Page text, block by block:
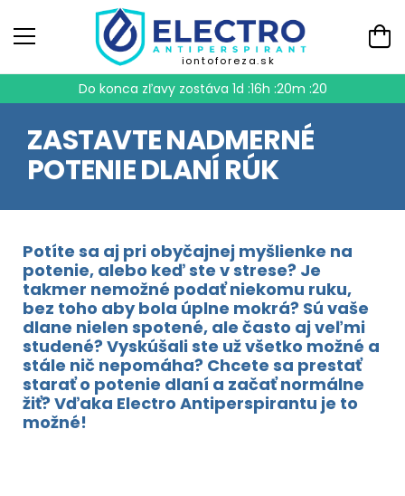
iontoforeza.sk
Do konca zľavy zostáva 1d :16h :20m :20
ZASTAVTE NADMERNÉ
POTENIE DLANÍ RÚK
Potíte sa aj pri obyčajnej myšlienke na
potenie, alebo keď ste v strese? Je
takmer nemožné podať niekomu ruku,
bez toho aby bola úplne mokrá? Sú vaše
dlane nielen spotené, ale často aj veľmi
studené? Vyskúšali ste už všetko možné a
stále nič nepomáha? Chcete sa prestať
starať o potenie dlaní a začať normálne
žiť? Vďaka Electro Antiperspirantu je to
možné!